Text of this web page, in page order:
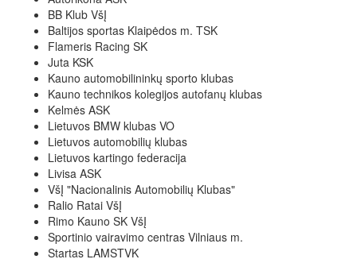
BB Klub VšĮ
Baltijos sportas Klaipėdos m. TSK
Flameris Racing SK
Juta KSK
Kauno automobilininkų sporto klubas
Kauno technikos kolegijos autofanų klubas
Kelmės ASK
Lietuvos BMW klubas VO
Lietuvos automobilių klubas
Lietuvos kartingo federacija
Livisa ASK
VšĮ "Nacionalinis Automobilių Klubas"
Ralio Ratai VšĮ
Rimo Kauno SK VšĮ
Sportinio vairavimo centras Vilniaus m.
Startas LAMSTVK